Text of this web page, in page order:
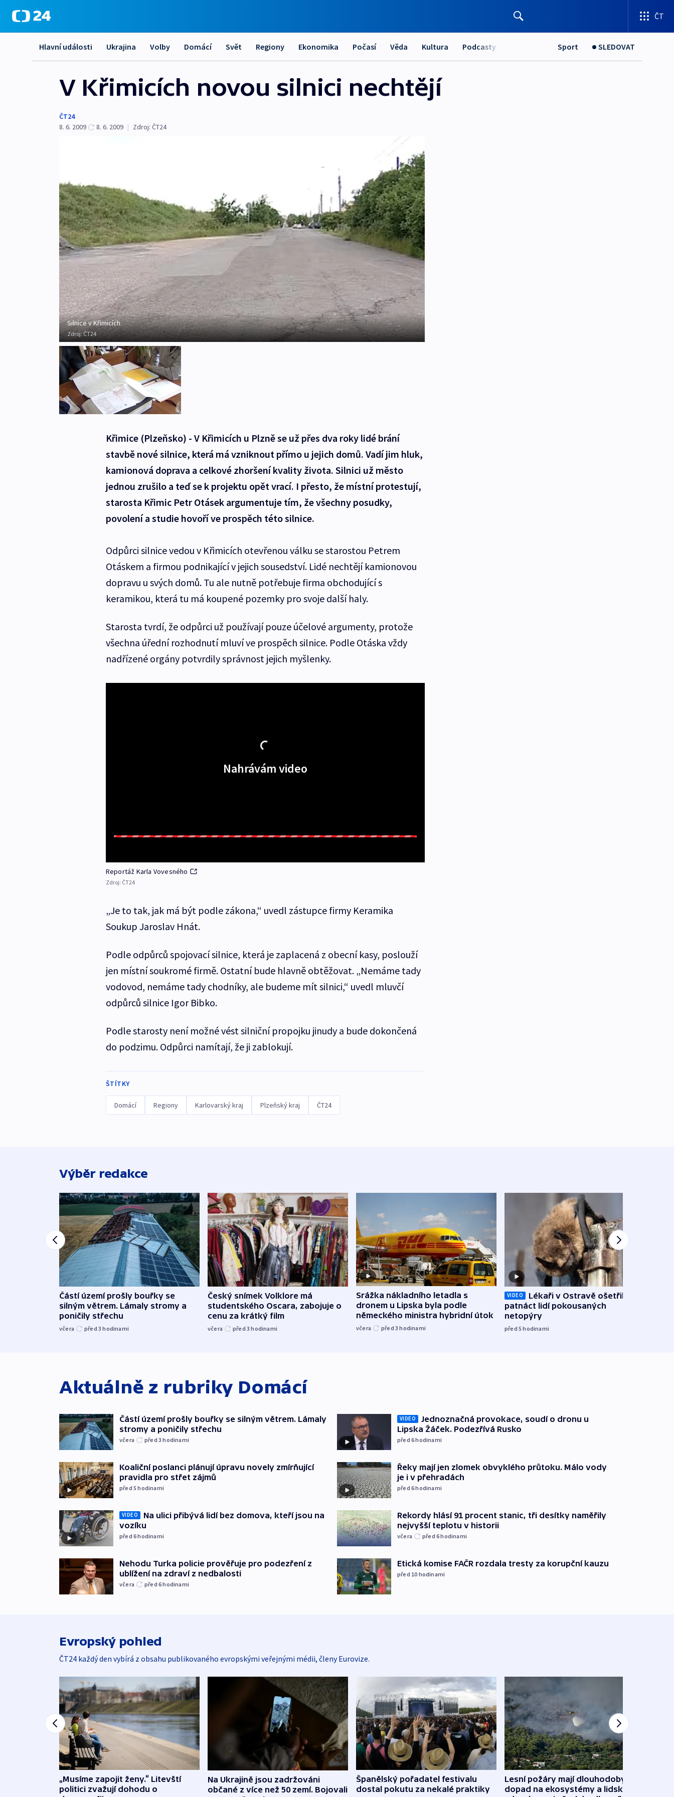
ČT
Hlavní události Ukrajina Volby Domácí Svět Regiony Ekonomika Počasí Věda Kultura Podcasty Sport SLEDOVAT
V Křimicích novou silnici nechtějí
ČT24
8. 6. 2009
8. 6. 2009 | Zdroj: ČT24
Silnice v Křimicích
Zdroj:ČT24
Křimice (Plzeňsko) - V Křimicích u Plzně se už přes dva roky lidé brání
stavbě nové silnice, která má vzniknout přímo u jejich domů. Vadí jim hluk,
kamionová doprava a celkové zhoršení kvality života. Silnici už město
jednou zrušilo a teď se k projektu opět vrací. I přesto, že místní protestují,
starosta Křimic Petr Otásek argumentuje tím, že všechny posudky,
povolení a studie hovoří ve prospěch této silnice.
Odpůrci silnice vedou v Křimicích otevřenou válku se starostou Petrem
Otáskem a firmou podnikající v jejich sousedství. Lidé nechtějí kamionovou
dopravu u svých domů. Tu ale nutně potřebuje firma obchodující s
keramikou, která tu má koupené pozemky pro svoje další haly.
Starosta tvrdí, že odpůrci už používají pouze účelové argumenty, protože
všechna úřední rozhodnutí mluví ve prospěch silnice. Podle Otáska vždy
nadřízené orgány potvrdily správnost jejich myšlenky.
Nahrávám video
Reportáž Karla Vovesného
Zdroj: ČT24
„Je to tak, jak má být podle zákona,“ uvedl zástupce firmy Keramika
Soukup Jaroslav Hnát.
Podle odpůrců spojovací silnice, která je zaplacená z obecní kasy, poslouží
jen místní soukromé firmě. Ostatní bude hlavně obtěžovat. „Nemáme tady
vodovod, nemáme tady chodníky, ale budeme mít silnici,“ uvedl mluvčí
odpůrců silnice Igor Bibko.
Podle starosty není možné vést silniční propojku jinudy a bude dokončená
do podzimu. Odpůrci namítají, že ji zablokují.
ŠTÍTKY
Domácí Regiony Karlovarský kraj Plzeňský kraj ČT24
Výběr redakce
Částí území prošly bouřky se
silným větrem. Lámaly stromy a
poničily střechu
včera před 3hodinami
Český snímek Volklore má
studentského Oscara, zabojuje o
cenu za krátký film
včera před 3hodinami
Srážka nákladního letadla s
dronem u Lipska byla podle
německého ministra hybridní útok
včera před 3hodinami
VIDEO
Lékaři v Ostravě ošetřili už
patnáct lidí pokousaných
netopýry
před 5hodinami
Aktuálně z rubriky Domácí
Částí území prošly bouřky se silným větrem. Lámaly
stromy a poničily střechu
včera před 3hodinami
Koaliční poslanci plánují úpravu novely zmírňující
pravidla pro střet zájmů
před 5hodinami
VIDEO
Na ulici přibývá lidí bez domova, kteří jsou na
vozíku
před 6hodinami
Nehodu Turka policie prověřuje pro podezření z
ublížení na zdraví z nedbalosti
včera před 6hodinami
VIDEO
Jednoznačná provokace, soudí o dronu u
Lipska Žáček. Podezřívá Rusko
před 6hodinami
Řeky mají jen zlomek obvyklého průtoku. Málo vody
je i v přehradách
před 6hodinami
Rekordy hlásí 91 procent stanic, tři desítky naměřily
nejvyšší teplotu v historii
včera před 6hodinami
Etická komise FAČR rozdala tresty za korupční kauzu
před 10 hodinami
Evropský pohled
ČT24 každý den vybírá z obsahu publikovaného evropskými veřejnými médii, členy Eurovize.
„Musíme zapojit ženy.“ Litevští
politici zvažují dohodu o
Na Ukrajině jsou zadržováni
občané z více než 50 zemí. Bojovali
Španělský pořadatel festivalu
dostal pokutu za nekalé praktiky
Lesní požáry mají dlouhodobý
dopad na ekosystémy a lidské